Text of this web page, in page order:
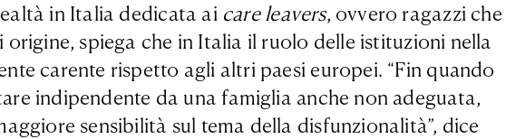
in Italia dedicata ai care leavers, ovvero ragazzi che
spiega che in Italia il ruolo delle istituzioni nella
carente rispetto agli altri paesi europei. “Fin quando
indipendente da una famiglia anche non adeguata,
sensibilità sul tema della disfunzionalità”, dice